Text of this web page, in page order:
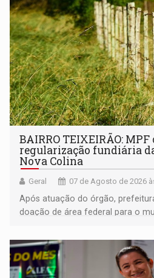
BAIRRO TEIXEIRÃO: MPF
regularização fundiária
Nova Colina
Geral 07 de Agosto de 2026
Após atuação do órgão,
doação de área federal para o